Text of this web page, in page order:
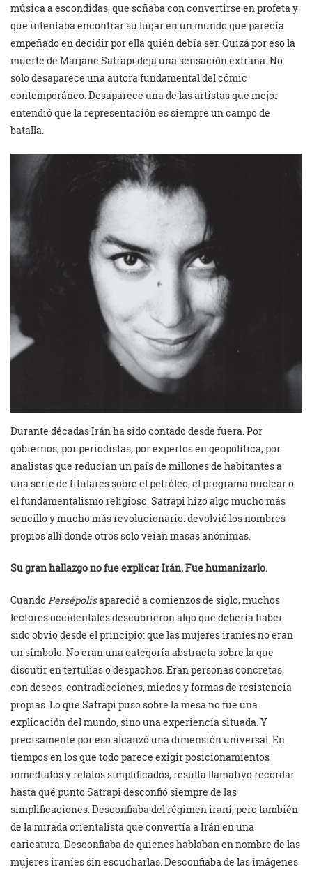
música a escondidas, que soñaba con convertirse en profeta y
que intentaba encontrar su lugar en un mundo que parecía
empeñado en decidir por ella quién debía ser. Quizá por eso la
muerte de Marjane Satrapi deja una sensación extraña. No
solo desaparece una autora fundamental del cómic
contemporáneo. Desaparece una de las artistas que mejor
entendió que la representación es siempre un campo de
batalla.
Durante décadas Irán ha sido contado desde fuera. Por
gobiernos, por periodistas, por expertos en geopolítica, por
analistas que reducían un país de millones de habitantes a
una serie de titulares sobre el petróleo, el programa nuclear o
el fundamentalismo religioso. Satrapi hizo algo mucho más
sencillo y mucho más revolucionario: devolvió los nombres
propios allí donde otros solo veían masas anónimas.
Su gran hallazgo no fue explicar Irán. Fue humanizarlo.
Cuando Persépolisapareció a comienzos de siglo, muchos
lectores occidentales descubrieron algo que debería haber
sido obvio desde el principio: que las mujeres iraníes no eran
un símbolo. No eran una categoría abstracta sobre la que
discutir en tertulias o despachos. Eran personas concretas,
con deseos, contradicciones, miedos y formas de resistencia
propias. Lo que Satrapi puso sobre la mesa no fue una
explicación del mundo, sino una experiencia situada. Y
precisamente por eso alcanzó una dimensión universal. En
tiempos en los que todo parece exigir posicionamientos
inmediatos y relatos simplificados, resulta llamativo recordar
hasta qué punto Satrapi desconfió siempre de las
simplificaciones. Desconfiaba del régimen iraní, pero también
de la mirada orientalista que convertía a Irán en una
caricatura. Desconfiaba de quienes hablaban en nombre de las
mujeres iraníes sin escucharlas. Desconfiaba de las imágenes